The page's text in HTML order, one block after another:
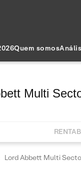
Quem somos
Multi
Lord Abbett Multi